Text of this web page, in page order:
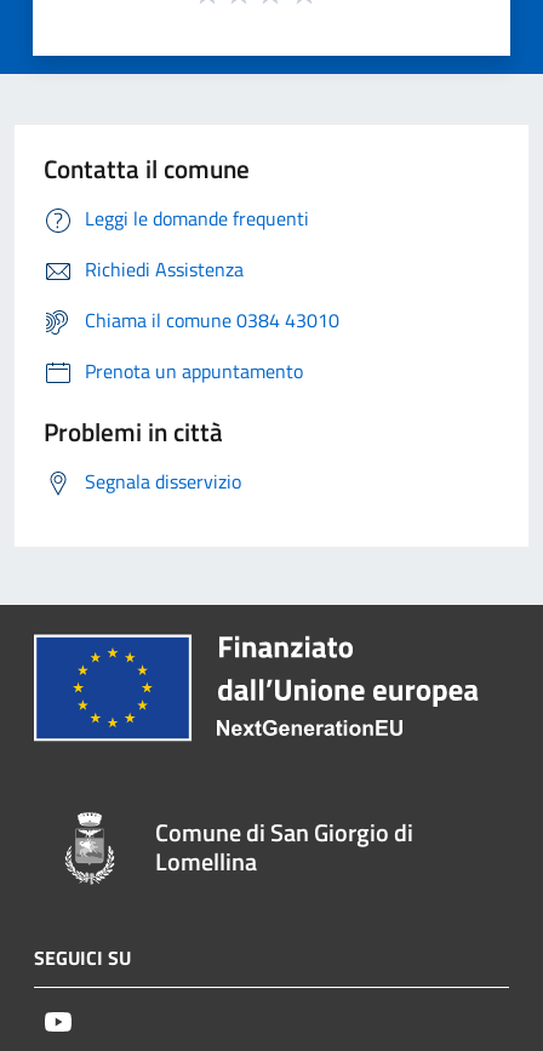
Contatta il comune
Leggi le domande frequenti
Richiedi Assistenza
Chiama il comune 0384 43010
Prenota un appuntamento
Problemi in città
Segnala disservizio
Comune di San Giorgio di
Lomellina
SEGUICI SU